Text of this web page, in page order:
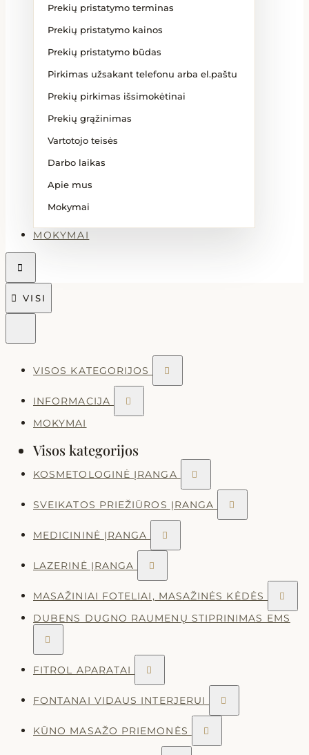
Prekių pristatymo terminas
Prekių pristatymo kainos
Prekių pristatymo būdas
Pirkimas užsakant telefonu arba el.paštu
Prekių pirkimas išsimokėtinai
Prekių grąžinimas
Vartotojo teisės
Darbo laikas
Apie mus
Mokymai
MOKYMAI

 VISI
VISOS KATEGORIJOS 
INFORMACIJA

MOKYMAI
Visos kategorijos
KOSMETOLOGINĖ ĮRANGA 
SVEIKATOS PRIEŽIŪROS ĮRANGA 
MEDICININĖ ĮRANGA 
LAZERINĖ ĮRANGA 
MASAŽINIAI FOTELIAI, MASAŽINĖS KĖDĖS

DUBENS DUGNO RAUMENŲ STIPRINIMAS EMS

FITROL APARATAI 
FONTANAI VIDAUS INTERJERUI 
KŪNO MASAŽO PRIEMONĖS 